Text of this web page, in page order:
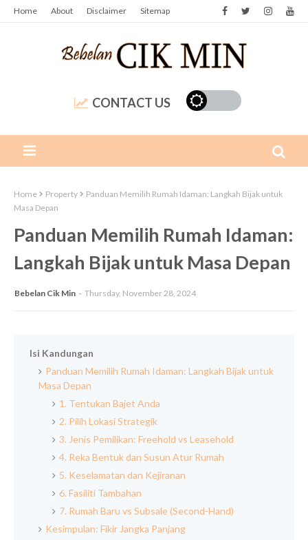
Home About Disclaimer Sitemap
CONTACT US
Home Property
Panduan Memilih Rumah Idaman: Langkah Bijak untuk
Masa Depan
Panduan Memilih Rumah Idaman:
Langkah Bijak untuk Masa Depan
Bebelan Cik Min Thursday, November 28, 2024
Isi Kandungan
Panduan Memilih Rumah Idaman: Langkah Bijak untuk
Masa Depan
1. Tentukan Bajet Anda
2. Pilih Lokasi Strategik
3. Jenis Pemilikan: Freehold vs Leasehold
4. Reka Bentuk dan Susun Atur Rumah
5. Keselamatan dan Kejiranan
6. Fasiliti Tambahan
7. Rumah Baru vs Subsale (Second-Hand)
Kesimpulan: Fikir Jangka Panjang